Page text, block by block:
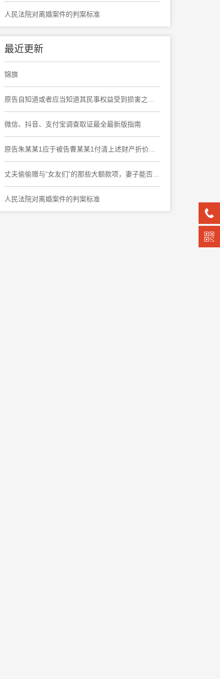
人民法院对离婚案件的判案标准
最近更新
锦旗
微信、抖音、支付宝调查取证最全最新版指南
人民法院对离婚案件的判案标准